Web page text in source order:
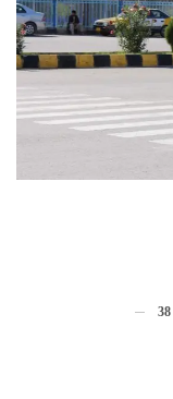
38